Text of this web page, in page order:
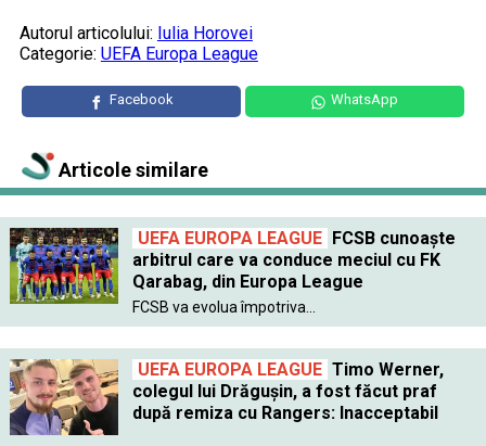
Autorul articolului: Iulia Horovei
Categorie: UEFA Europa League
Facebook WhatsApp
Articole similare
UEFA EUROPA LEAGUE FCSB cunoaște
arbitrul care va conduce meciul cu FK
Qarabag, din Europa League
FCSB va evolua împotriva...
UEFA EUROPA LEAGUE Timo Werner,
colegul lui Drăguşin, a fost făcut praf
după remiza cu Rangers: Inacceptabil